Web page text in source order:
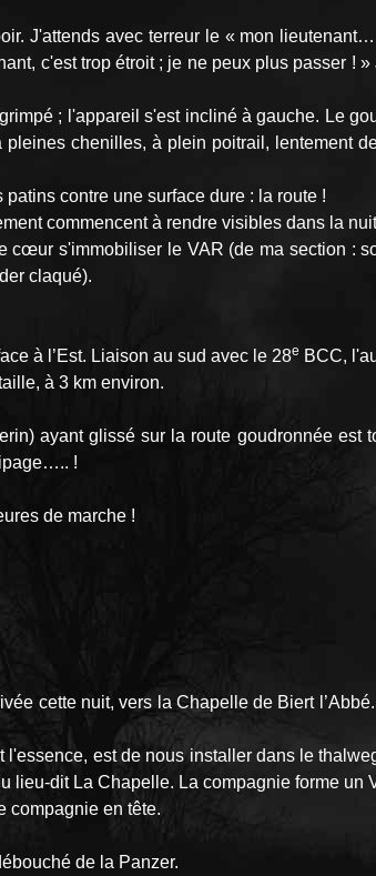
J'attends avec terreur le « mon
c'est trop étroit ; je ne peux plus passer
; l'appareil s'est incliné à gauche. Le
chenilles, à plein poitrail, lentement
contre une surface dure : la route !
commencent à rendre visibles dans la
cœur s'immobiliser le VAR (de ma section :
claqué).
à l’Est. Liaison au sud avec le 28e BCC,
à 3 km environ.
ayant glissé sur la route goudronnée
!
de marche !
cette nuit, vers la Chapelle de Biert
est de nous installer dans le
lieu-dit La Chapelle. La compagnie forme un
compagnie en tête.
de la Panzer.